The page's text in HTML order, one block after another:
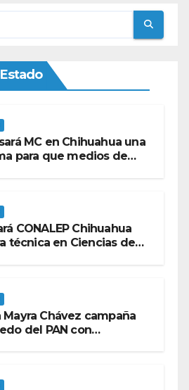
MC en Chihuahua una
para que medios de
CONALEP Chihuahua
técnica en Ciencias de
Mayra Chávez campaña
del PAN con